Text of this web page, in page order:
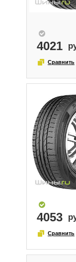
4021
4053